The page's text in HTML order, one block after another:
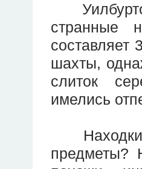
странные
составляет
шахты,
слиток
имелись
Находки,
предметы?